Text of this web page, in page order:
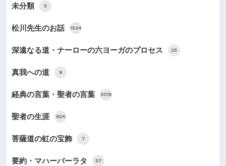
未分類 5
松川先生のお話 1534
深遠なる道・ナーローの六ヨーガのプロセス 25
真我への道 9
経典の言葉・聖者の言葉 2016
聖者の生涯 824
菩薩道の虹の宝飾 7
要約・マハーバーラタ 57